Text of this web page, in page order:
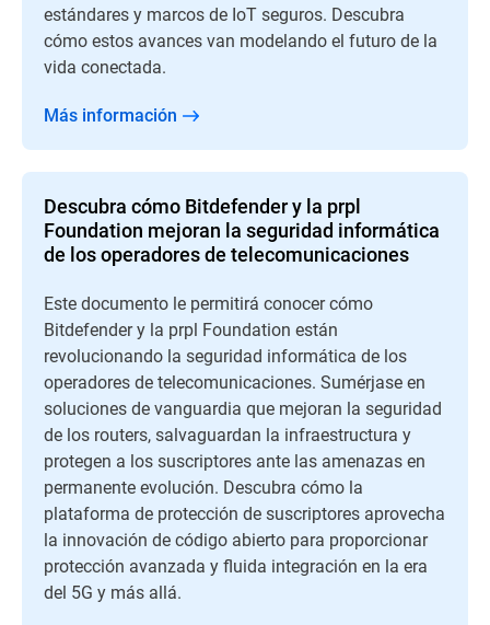
estándares y marcos de IoT seguros. Descubra
cómo estos avances van modelando el futuro de la
vida conectada.
Más información
Descubra cómo Bitdefender y la prpl
Foundation mejoran la seguridad informática
de los operadores de telecomunicaciones
Este documento le permitirá conocer cómo
Bitdefender y la prpl Foundation están
revolucionando la seguridad informática de los
operadores de telecomunicaciones. Sumérjase en
soluciones de vanguardia que mejoran la seguridad
de los routers, salvaguardan la infraestructura y
protegen a los suscriptores ante las amenazas en
permanente evolución. Descubra cómo la
plataforma de protección de suscriptores aprovecha
la innovación de código abierto para proporcionar
protección avanzada y fluida integración en la era
del 5G y más allá.